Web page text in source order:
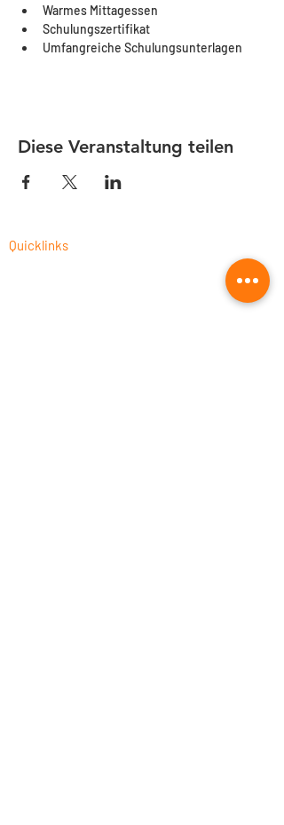
Warmes Mittagessen
Schulungszertifikat
Umfangreiche Schulungsunterlagen
Diese Veranstaltung teilen
Quicklinks
CAM-Programmierung als Dienstleistung
Fusion 360 Post-Prozessor Programmierung